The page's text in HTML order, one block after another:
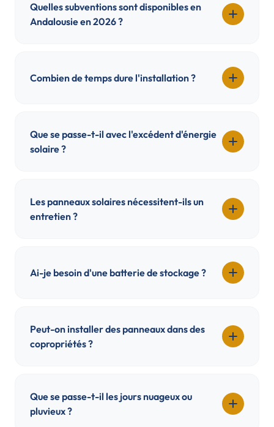
Quelles subventions sont disponibles en
Andalousie en 2026 ?
Combien de temps dure l'installation ?
Que se passe-t-il avec l'excédent d'énergie
solaire ?
Les panneaux solaires nécessitent-ils un
entretien ?
Ai-je besoin d'une batterie de stockage ?
Peut-on installer des panneaux dans des
copropriétés ?
Que se passe-t-il les jours nuageux ou
pluvieux ?